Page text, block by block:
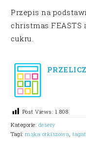
Przepis na
christmas FEASTS
cukru.
Post Views: 1 808
Kategorie: desery
Tagi:mąka orkiszowa,